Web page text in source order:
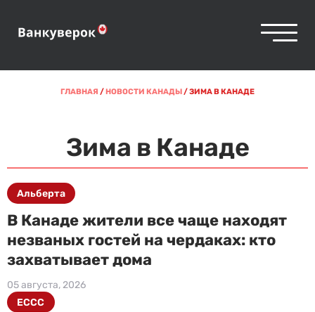
ГЛАВНАЯ /НОВОСТИ КАНАДЫ/ЗИМА В КАНАДЕ
Зима в Канаде
В Канаде жители все чаще находят
незваных гостей на чердаках: кто
захватывает дома
05 августа, 2026
Альберта
ECCC